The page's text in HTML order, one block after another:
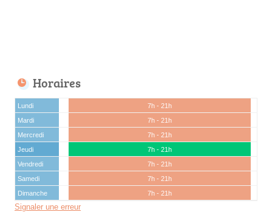
Horaires
Lundi
7h - 21h
Mardi
7h - 21h
Mercredi
7h - 21h
Jeudi
7h - 21h
Vendredi
7h - 21h
Samedi
7h - 21h
Dimanche
7h - 21h
Signaler une erreur